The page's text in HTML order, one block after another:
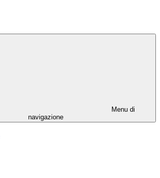
Menu di
navigazione